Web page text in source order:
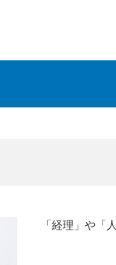
「経理」や「